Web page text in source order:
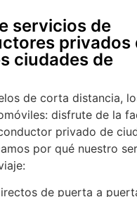
servicios de
privados
ciudades de
de corta distancia,
disfrute de la
privado de
por qué nuestro
de puerta a